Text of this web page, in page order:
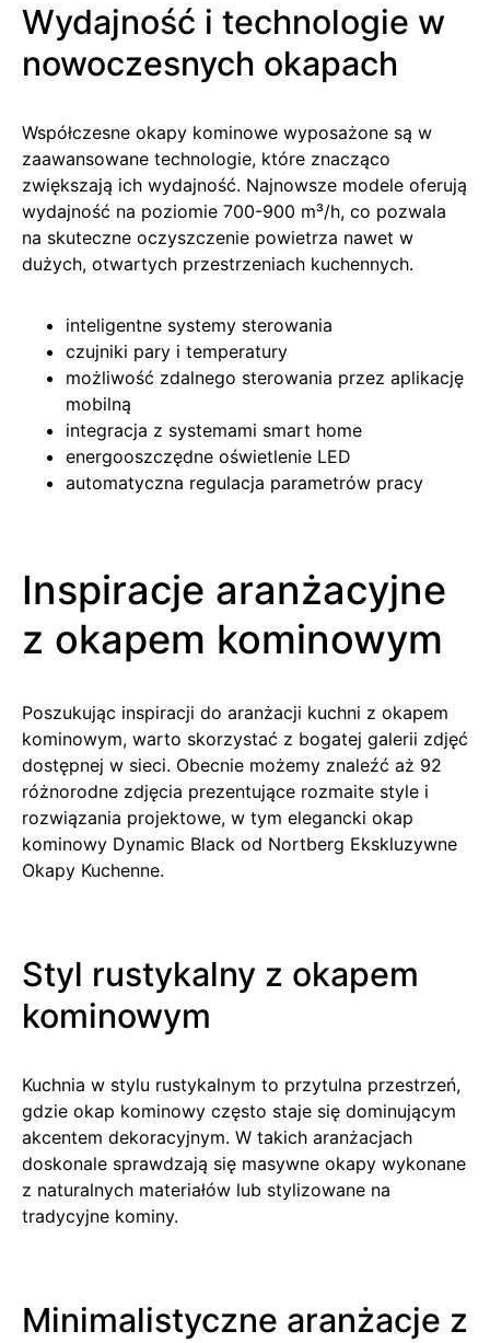
Wydajność i technologie w
nowoczesnych okapach
Współczesne okapy kominowe wyposażone są w
zaawansowane technologie, które znacząco
zwiększają ich wydajność. Najnowsze modele oferują
wydajność na poziomie 700-900 m³/h, co pozwala
na skuteczne oczyszczenie powietrza nawet w
dużych, otwartych przestrzeniach kuchennych.
inteligentne systemy sterowania
czujniki pary i temperatury
możliwość zdalnego sterowania przez aplikację
mobilną
integracja z systemami smart home
energooszczędne oświetlenie LED
automatyczna regulacja parametrów pracy
Inspiracje aranżacyjne
z okapem kominowym
Poszukując inspiracji do aranżacji kuchni z okapem
kominowym, warto skorzystać z bogatej galerii zdjęć
dostępnej w sieci. Obecnie możemy znaleźć aż 92
różnorodne zdjęcia prezentujące rozmaite style i
rozwiązania projektowe, w tym elegancki okap
kominowy Dynamic Black od Nortberg Ekskluzywne
Okapy Kuchenne.
Styl rustykalny z okapem
kominowym
Kuchnia w stylu rustykalnym to przytulna przestrzeń,
gdzie okap kominowy często staje się dominującym
akcentem dekoracyjnym. W takich aranżacjach
doskonale sprawdzają się masywne okapy wykonane
z naturalnych materiałów lub stylizowane na
tradycyjne kominy.
Minimalistyczne aranżacje z